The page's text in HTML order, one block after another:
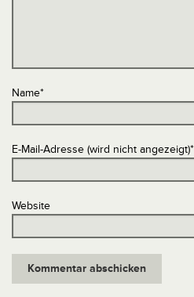
Name*
E-Mail-Adresse (wird nicht angezeigt)*
Website